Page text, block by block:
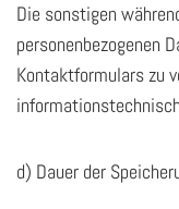
Die sonstigen
personenbezogenen
Kontaktformulars zu
d) Dauer der